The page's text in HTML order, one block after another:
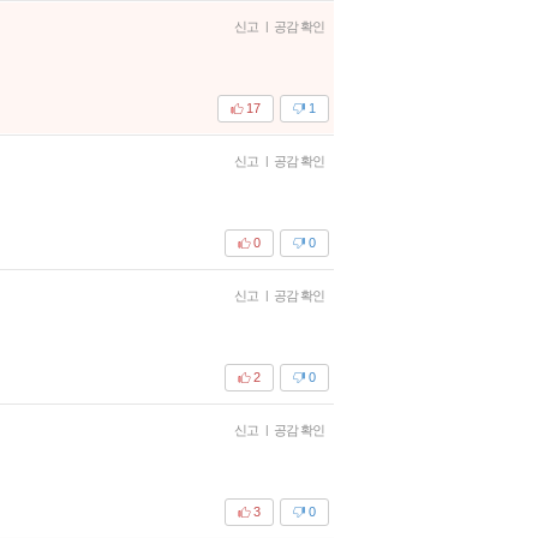
신고 | 공감 확인
1
17
신고 | 공감 확인
0
0
신고 | 공감 확인
0
2
신고 | 공감 확인
0
3